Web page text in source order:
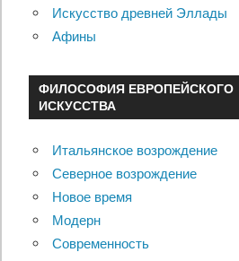
Искусство древней Эллады
Афины
ФИЛОСОФИЯ ЕВРОПЕЙСКОГО
ИСКУССТВА
Итальянское возрождение
Северное возрождение
Новое время
Модерн
Современность